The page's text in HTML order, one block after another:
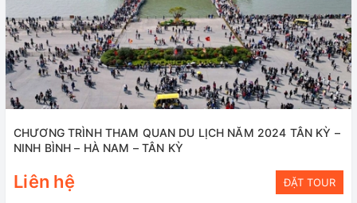
CHƯƠNG TRÌNH THAM QUAN DU LỊCH NĂM 2024 TÂN KỲ –
NINH BÌNH – HÀ NAM – TÂN KỲ
Liên hệ ĐẶT TOUR